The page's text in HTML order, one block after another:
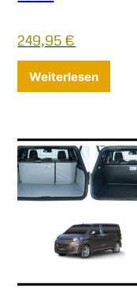
249,95€
Weiterlesen